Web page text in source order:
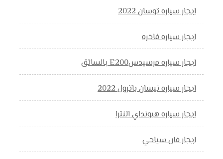
ايجار سياره توسان 2022
ايجار سياره فاخره
ايجار سياره مرسيدسE200 بالسائق
ايجار سياره نيسان باترول 2022
ايجار سياره هيونداي النترا
ايجار فان سياحي